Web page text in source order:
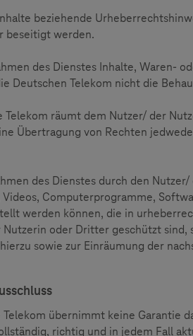
beziehende
beseitigt werden.
des Dienstes Inhalte, Waren-
Deutschen Telekom nicht die
Telekom räumt dem Nutzer/ der
Übertragung von Rechten
des Dienstes durch den
Videos, Computerprogramme,
werden können, die in
Nutzerin oder Dritter geschützt
sowie zur Einräumung der
Telekom übernimmt keine Garantie
richtig und in jedem Fall